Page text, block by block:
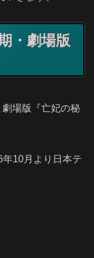
・劇場版
場版『亡妃の秘
年10月より日本テ